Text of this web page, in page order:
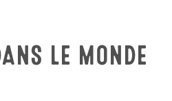
LE MONDE